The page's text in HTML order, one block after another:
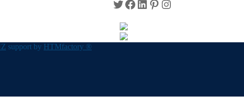
Twitter
Facebook
LinkedIn
Pinterest
Instagram
support by HTMfactory ®